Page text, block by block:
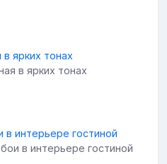
в ярких тонах
в интерьере гостиной